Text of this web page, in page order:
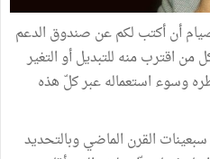
أن أكتب لكم عن صندوق الدعم
اقترب منه للتبديل أو التغير
وسوء استعماله عبر كلّ هذه
القرن الماضي وبالتحديد